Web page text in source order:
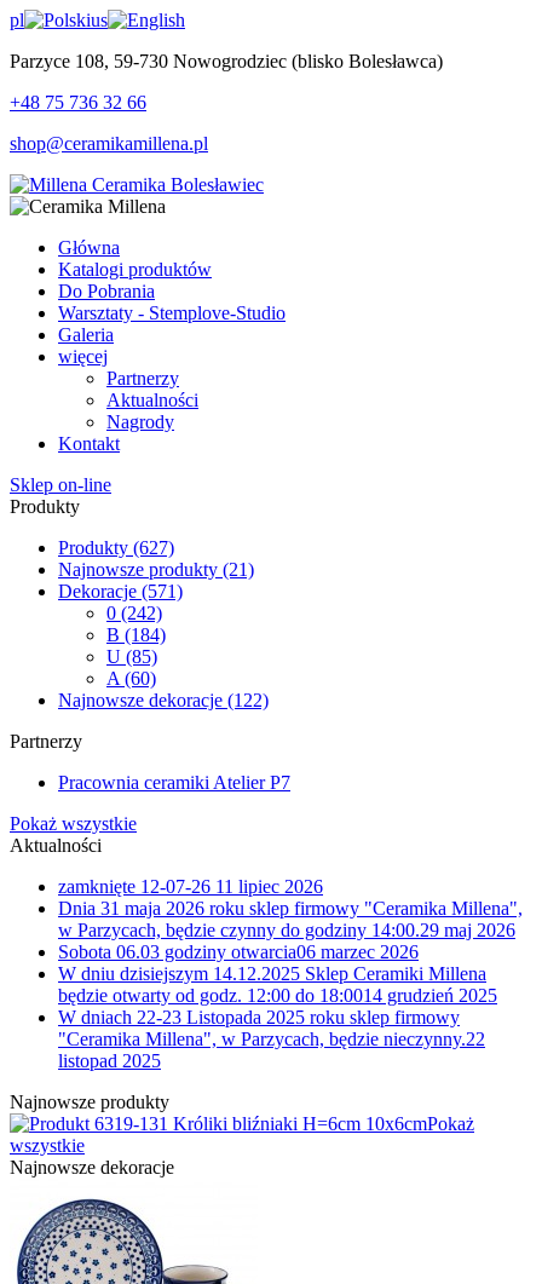
pl
us
Parzyce 108, 59-730 Nowogrodziec (blisko Bolesławca)
+48 75 736 32 66
shop@ceramikamillena.pl
Główna
Katalogi produktów
Do Pobrania
Warsztaty - Stemplove-Studio
Galeria
więcej
Partnerzy
Aktualności
Nagrody
Kontakt
Sklep on-line
Produkty
Produkty (627)
Najnowsze produkty (21)
Dekoracje (571)
0 (242)
B (184)
U (85)
A (60)
Najnowsze dekoracje (122)
Partnerzy
Pracownia ceramiki Atelier P7
Pokaż wszystkie
Aktualności
zamknięte 12-07-26 11 lipiec 2026
Dnia 31 maja 2026 roku sklep firmowy "Ceramika Millena",
w Parzycach, będzie czynny do godziny 14:00.29 maj 2026
Sobota 06.03 godziny otwarcia06 marzec 2026
W dniu dzisiejszym 14.12.2025 Sklep Ceramiki Millena
będzie otwarty od godz. 12:00 do 18:0014 grudzień 2025
W dniach 22-23 Listopada 2025 roku sklep firmowy
"Ceramika Millena", w Parzycach, będzie nieczynny.22
listopad 2025
Najnowsze produkty
9-131 Króliki bliźniaki H=6cm 10x6cmPokaż
wszystkie
Najnowsze dekoracje